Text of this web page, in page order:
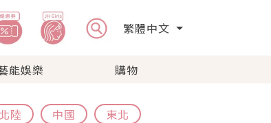
繁體中文
能娛樂 購物
陸 中國 東北